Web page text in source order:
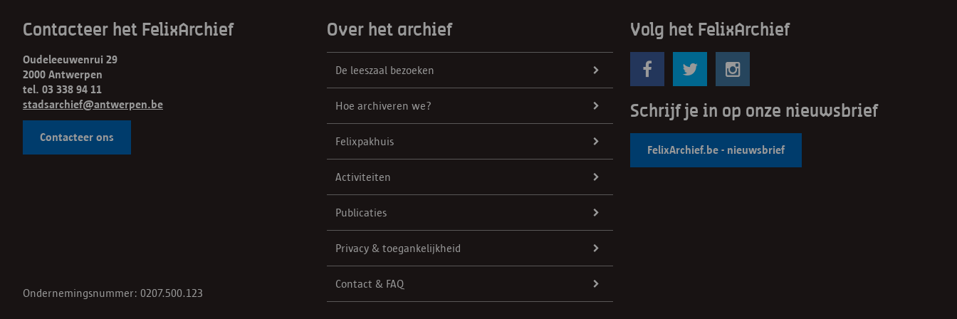
Contacteer het FelixArchief
Oudeleeuwenrui 29
2000 Antwerpen
tel. 03 338 94 11
stadsarchief@antwerpen.be
Contacteer ons
Ondernemingsnummer: 0207.500.123
Over het archief
De leeszaal bezoeken
Hoe archiveren we?
Felixpakhuis
Activiteiten
Publicaties
Privacy & toegankelijkheid
Contact & FAQ
Volg het FelixArchief
Schrijf je in op onze nieuwsbrief
FelixArchief.be - nieuwsbrief